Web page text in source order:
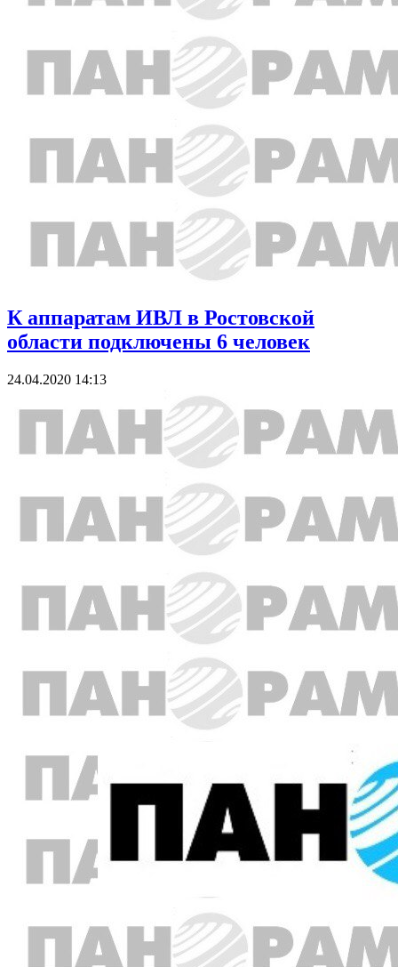
К аппаратам ИВЛ в Ростовской
области подключены 6 человек
24.04.2020 14:13